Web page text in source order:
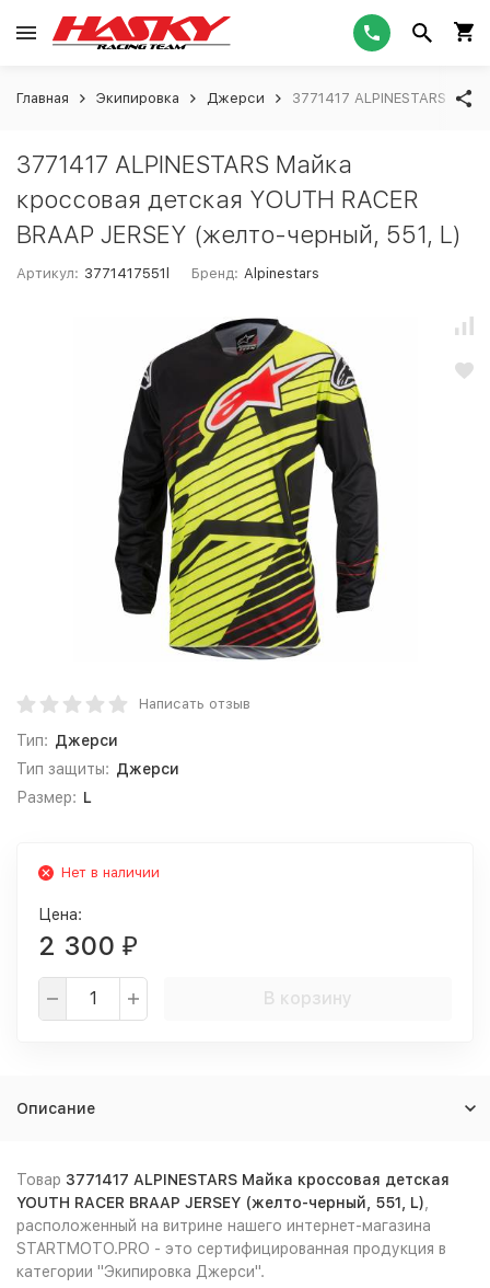
Главная Экипировка Джерси 3771417 ALPINESTARS
3771417 ALPINESTARS Майка
кроссовая детская YOUTH RACER
BRAAP JERSEY (желто-черный, 551, L)
Артикул: 3771417551l Бренд: Alpinestars
Написать отзыв
Тип: Джерси
Тип защиты: Джерси
Размер: L
Нет в наличии
Цена:
2 300 ₽
В корзину
Описание
Товар 3771417 ALPINESTARS Майка кроссовая детская
YOUTH RACER BRAAP JERSEY (желто-черный, 551, L)
расположенный на витрине нашего интернет-магазина
STARTMOTO.PRO - это сертифицированная продукция в
категории "Экипировка Джерси".